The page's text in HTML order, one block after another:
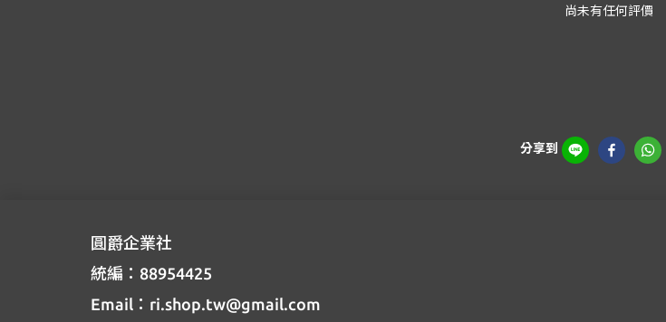
尚未有任何評價
分享到
圓爵企業社
統編：88954425
Email：ri.shop.tw@gmail.com